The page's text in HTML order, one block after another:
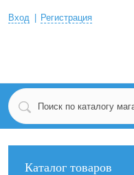
Вход Регистрация
Каталог товаров